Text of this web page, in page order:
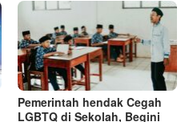
Pemerintah hendak Cegah
LGBTQ di Sekolah, Begini